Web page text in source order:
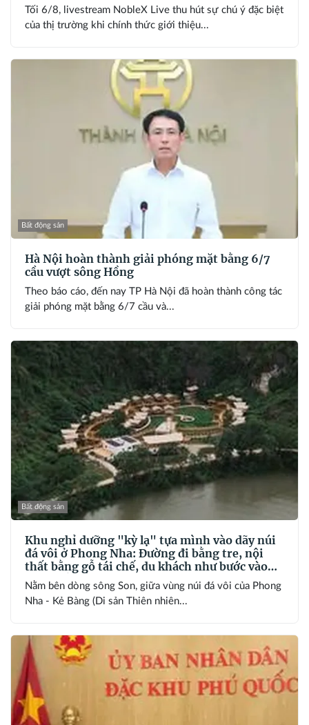
Tối 6/8, livestream NobleX Live thu hút sự chú ý đặc biệt
của thị trường khi chính thức giới thiệu...
Bất động sản
Hà Nội hoàn thành giải phóng mặt bằng 6/7
cầu vượt sông Hồng
Theo báo cáo, đến nay TP Hà Nội đã hoàn thành công tác
giải phóng mặt bằng 6/7 cầu và...
Bất động sản
Khu nghỉ dưỡng "kỳ lạ" tựa mình vào dãy núi
đá vôi ở Phong Nha: Đường đi bằng tre, nội
thất bằng gỗ tái chế, du khách như bước vào
vùng đất cổ xưa
Nằm bên dòng sông Son, giữa vùng núi đá vôi của Phong
Nha - Kẻ Bàng (Di sản Thiên nhiên...